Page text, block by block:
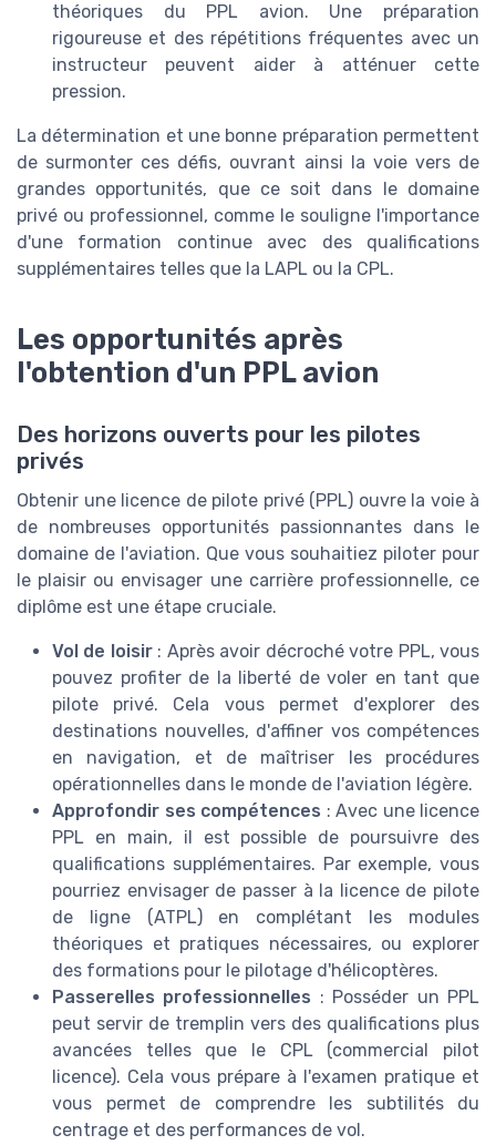
théoriques du PPL avion. Une préparation
rigoureuse et des répétitions fréquentes avec un
instructeur peuvent aider à atténuer cette
pression.
La détermination et une bonne préparation permettent
de surmonter ces défis, ouvrant ainsi la voie vers de
grandes opportunités, que ce soit dans le domaine
privé ou professionnel, comme le souligne l'importance
d'une formation continue avec des qualifications
supplémentaires telles que la LAPL ou la CPL.
Les opportunités après
l'obtention d'un PPL avion
Des horizons ouverts pour les pilotes
privés
Obtenir une licence de pilote privé (PPL) ouvre la voie à
de nombreuses opportunités passionnantes dans le
domaine de l'aviation. Que vous souhaitiez piloter pour
le plaisir ou envisager une carrière professionnelle, ce
diplôme est une étape cruciale.
Vol de loisir: Après avoir décroché votre PPL, vous
pouvez profiter de la liberté de voler en tant que
pilote privé. Cela vous permet d'explorer des
destinations nouvelles, d'affiner vos compétences
en navigation, et de maîtriser les procédures
opérationnelles dans le monde de l'aviation légère.
Approfondir ses compétences : Avec une licence
PPL en main, il est possible de poursuivre des
qualifications supplémentaires. Par exemple, vous
pourriez envisager de passer à la licence de pilote
de ligne (ATPL) en complétant les modules
théoriques et pratiques nécessaires, ou explorer
des formations pour le pilotage d'hélicoptères.
Passerelles professionnelles : Posséder un PPL
peut servir de tremplin vers des qualifications plus
avancées telles que le CPL (commercial pilot
licence). Cela vous prépare à l'examen pratique et
vous permet de comprendre les subtilités du
centrage et des performances de vol.